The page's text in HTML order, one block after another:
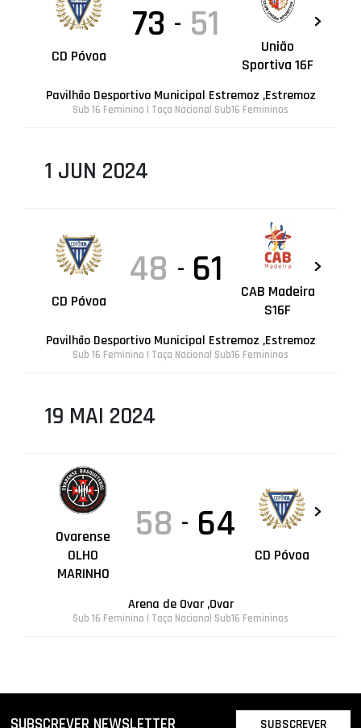
CD Póvoa
73 - 51
União
Sportiva 16F
Pavilhão Desportivo Municipal Estremoz ,Estremoz
Sub 16 Feminino | Taça Nacional Sub16 Femininos
1 JUN 2024
CD Póvoa
48 - 61
CAB Madeira
S16F
Pavilhão Desportivo Municipal Estremoz ,Estremoz
Sub 16 Feminino | Taça Nacional Sub16 Femininos
19 MAI 2024
Ovarense
OLHO
MARINHO
58 - 64
CD Póvoa
Arena de Ovar ,Ovar
Sub 16 Feminino | Taça Nacional Sub16 Femininos
SUBSCREVER